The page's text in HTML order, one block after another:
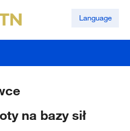
Language
na bazy sił